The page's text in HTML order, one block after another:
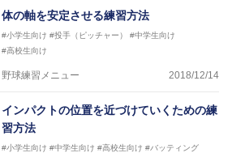
体の軸を安定させる練習方法
#小学生向け #投手（ピッチャー）
#中学生向け
#高校生向け
野球練習メニュー 2018/12/14
インパクトの位置を近づけていくための練
習方法
#小学生向け #中学生向け #高校生向け #バッティング